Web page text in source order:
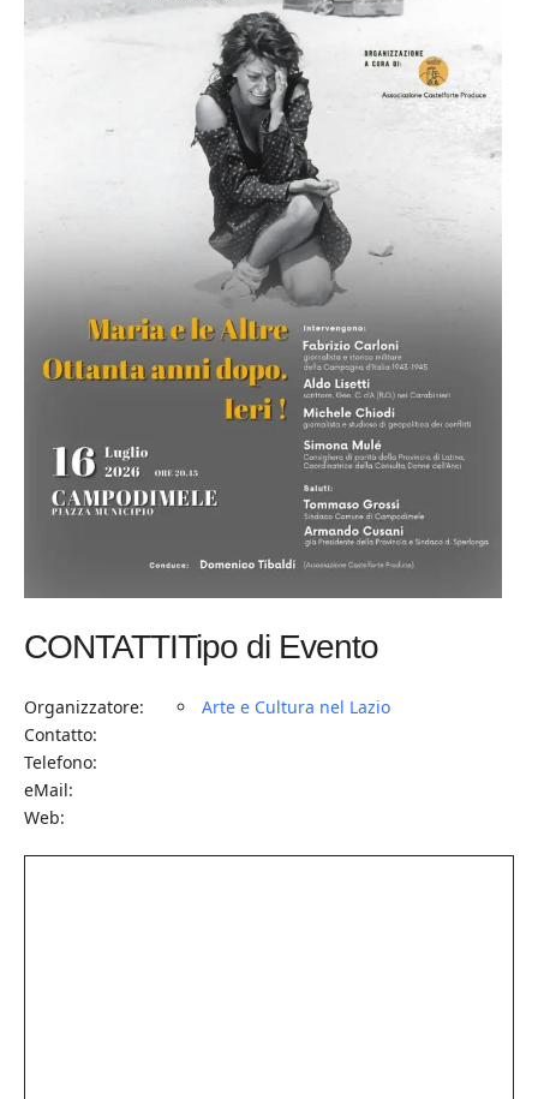
CONTATTI
Organizzatore:
Contatto:
Telefono:
eMail:
Web:
Tipo di Evento
Arte e Cultura nel Lazio